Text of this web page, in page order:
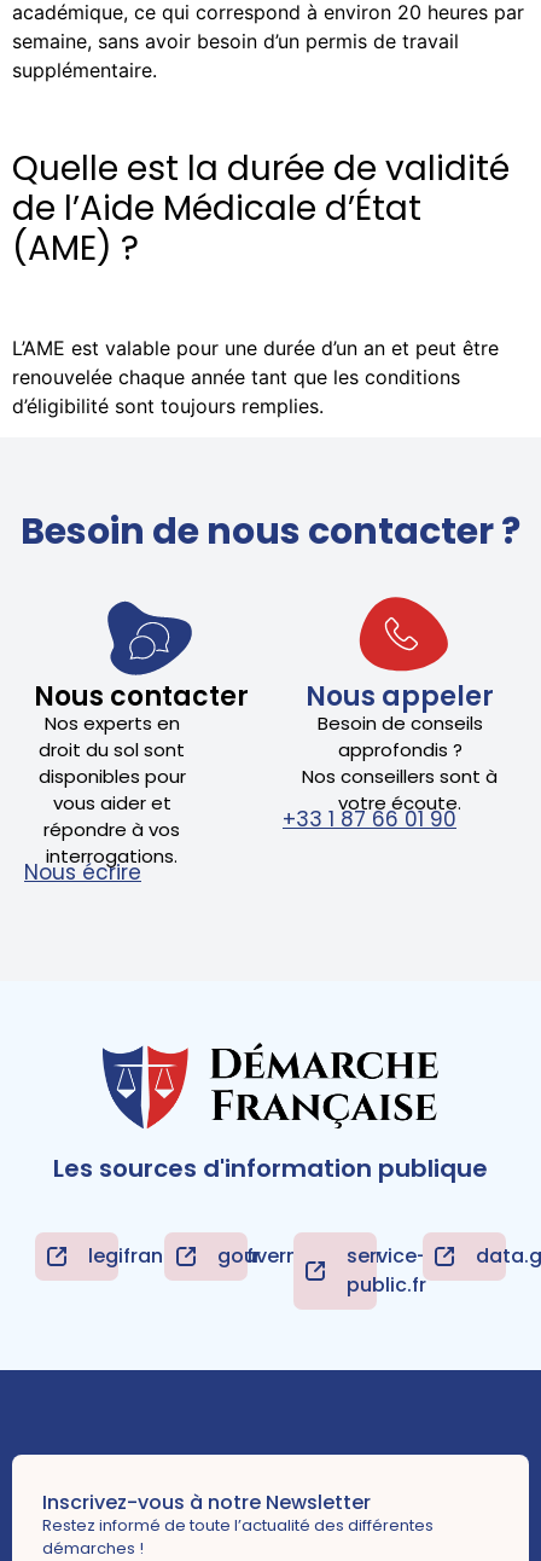
académique, ce qui correspond à environ 20 heures par
semaine, sans avoir besoin d’un permis de travail
supplémentaire.
Quelle est la durée de validité
de l’Aide Médicale d’État
(AME) ?
L’AME est valable pour une durée d’un an et peut être
renouvelée chaque année tant que les conditions
d’éligibilité sont toujours remplies.
Besoin de nous contacter ?
Nous contacter
Nos experts en
droit du sol sont
disponibles pour
vous aider et
répondre à vos
interrogations.
Nous écrire
Nous appeler
Besoin de conseils
approfondis ?
Nos conseillers sont à
votre écoute.
+33 1 87 66 01 90
Les sources d'information publique
legifrance.gouv.frgouvernement.frservice-
public.fr
Inscrivez-vous à notre Newsletter
Restez informé de toute l’actualité des différentes
démarches !